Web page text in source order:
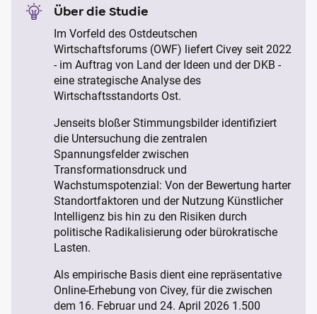
Über die Studie
Im Vorfeld des Ostdeutschen
Wirtschaftsforums (OWF) liefert Civey seit 2022
- im Auftrag von Land der Ideen und der DKB -
eine strategische Analyse des
Wirtschaftsstandorts Ost.
Jenseits bloßer Stimmungsbilder identifiziert
die Untersuchung die zentralen
Spannungsfelder zwischen
Transformationsdruck und
Wachstumspotenzial: Von der Bewertung harter
Standortfaktoren und der Nutzung Künstlicher
Intelligenz bis hin zu den Risiken durch
politische Radikalisierung oder bürokratische
Lasten.
Als empirische Basis dient eine repräsentative
Online-Erhebung von Civey, für die zwischen
dem 16. Februar und 24. April 2026 1.500